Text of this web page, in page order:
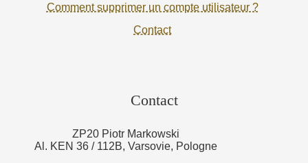
Comment supprimer un compte utilisateur ?
Contact
Contact
ZP20 Piotr Markowski
Al. KEN 36 / 112B, Varsovie, Pologne